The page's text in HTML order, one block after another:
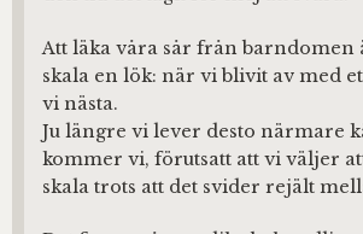
Att läka våra sår från barndomen
skala en lök: när vi blivit av med
vi nästa.
Ju längre vi lever desto närmare
kommer vi, förutsatt att vi väljer
skala trots att det svider rejält